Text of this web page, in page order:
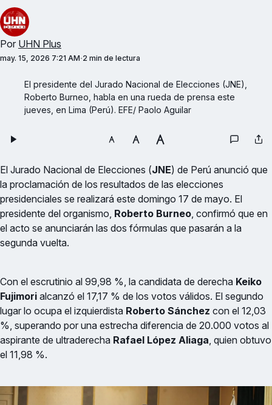
Por UHN Plus
may. 15, 2026 7:21 AM 2 min de lectura
El presidente del Jurado Nacional de Elecciones (JNE),
Roberto Burneo, habla en una rueda de prensa este
jueves, en Lima (Perú). EFE/ Paolo Aguilar
El Jurado Nacional de Elecciones (JNE) de Perú anunció que
la proclamación de los resultados de las elecciones
presidenciales se realizará este domingo 17 de mayo. El
presidente del organismo, Roberto Burneo, confirmó que en
el acto se anunciarán las dos fórmulas que pasarán a la
segunda vuelta.
Con el escrutinio al 99,98 %, la candidata de derecha Keiko
Fujimori alcanzó el 17,17 % de los votos válidos. El segundo
lugar lo ocupa el izquierdista Roberto Sánchez con el 12,03
%, superando por una estrecha diferencia de 20.000 votos al
aspirante de ultraderecha Rafael López Aliaga, quien obtuvo
el 11,98 %.